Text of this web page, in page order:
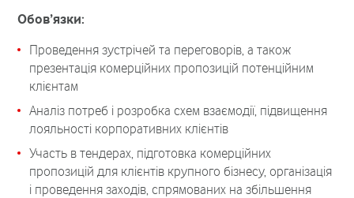
Обов’язки:
Проведення зустрічей та переговорів, а також
презентація комерційних пропозицій потенційним
клієнтам
Аналіз потреб і розробка схем взаємодії, підвищення
лояльності корпоративних клієнтів
Участь в тендерах, підготовка комерційних
пропозицій для клієнтів крупного бізнесу, організація
і проведення заходів, спрямованих на збільшення